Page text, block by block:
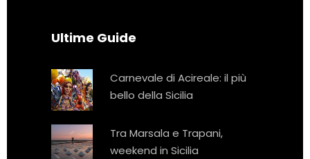
Ultime Guide
Carnevale di Acireale: il più
bello della Sicilia
Tra Marsala e Trapani,
weekend in Sicilia